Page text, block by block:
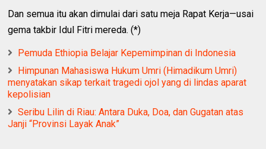
Dan semua itu akan dimulai dari satu meja Rapat Kerja—usai
gema takbir Idul Fitri mereda. (*)
Pemuda Ethiopia Belajar Kepemimpinan di Indonesia
Himpunan Mahasiswa Hukum Umri (Himadikum Umri)
menyatakan sikap terkait tragedi ojol yang di lindas aparat
kepolisian
Seribu Lilin di Riau: Antara Duka, Doa, dan Gugatan atas
Janji “Provinsi Layak Anak”